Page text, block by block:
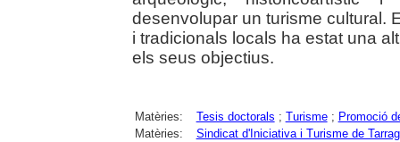
desenvolupar un turisme cultural.
i tradicionals locals ha estat una
els seus objectius.
Matèries: Tesis doctorals ; Turisme; Promoció
Matèries:
Sindicat d'Iniciativa i Turisme de